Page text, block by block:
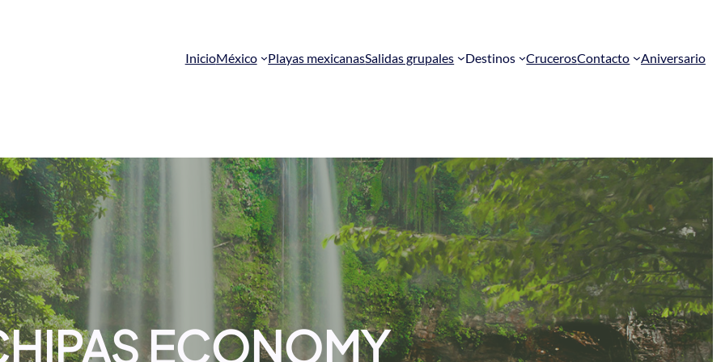
InicioMéxico Playas mexicanasSalidas grupales Destinos CrucerosContacto Aniversario
ECONOMY